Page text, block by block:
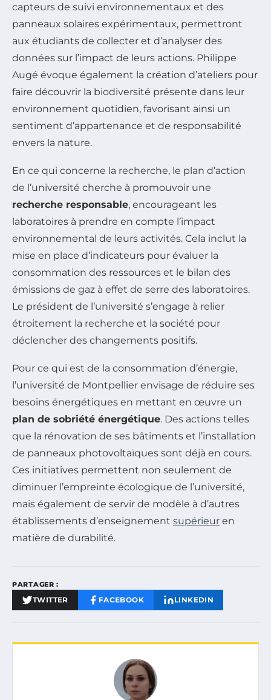
capteurs de suivi environnementaux et des
panneaux solaires expérimentaux, permettront
aux étudiants de collecter et d’analyser des
données sur l’impact de leurs actions. Philippe
Augé évoque également la création d’ateliers pour
faire découvrir la biodiversité présente dans leur
environnement quotidien, favorisant ainsi un
sentiment d’appartenance et de responsabilité
envers la nature.
En ce qui concerne la recherche, le plan d’action
de l’université cherche à promouvoir une
recherche responsable, encourageant les
laboratoires à prendre en compte l’impact
environnemental de leurs activités. Cela inclut la
mise en place d’indicateurs pour évaluer la
consommation des ressources et le bilan des
émissions de gaz à effet de serre des laboratoires.
Le président de l’université s’engage à relier
étroitement la recherche et la société pour
déclencher des changements positifs.
Pour ce qui est de la consommation d’énergie,
l’université de Montpellier envisage de réduire ses
besoins énergétiques en mettant en œuvre un
plan de sobriété énergétique. Des actions telles
que la rénovation de ses bâtiments et l’installation
de panneaux photovoltaïques sont déjà en cours.
Ces initiatives permettent non seulement de
diminuer l’empreinte écologique de l’université,
mais également de servir de modèle à d’autres
établissements d’enseignement supérieur en
matière de durabilité.
PARTAGER :
TWITTER FACEBOOK LINKEDIN